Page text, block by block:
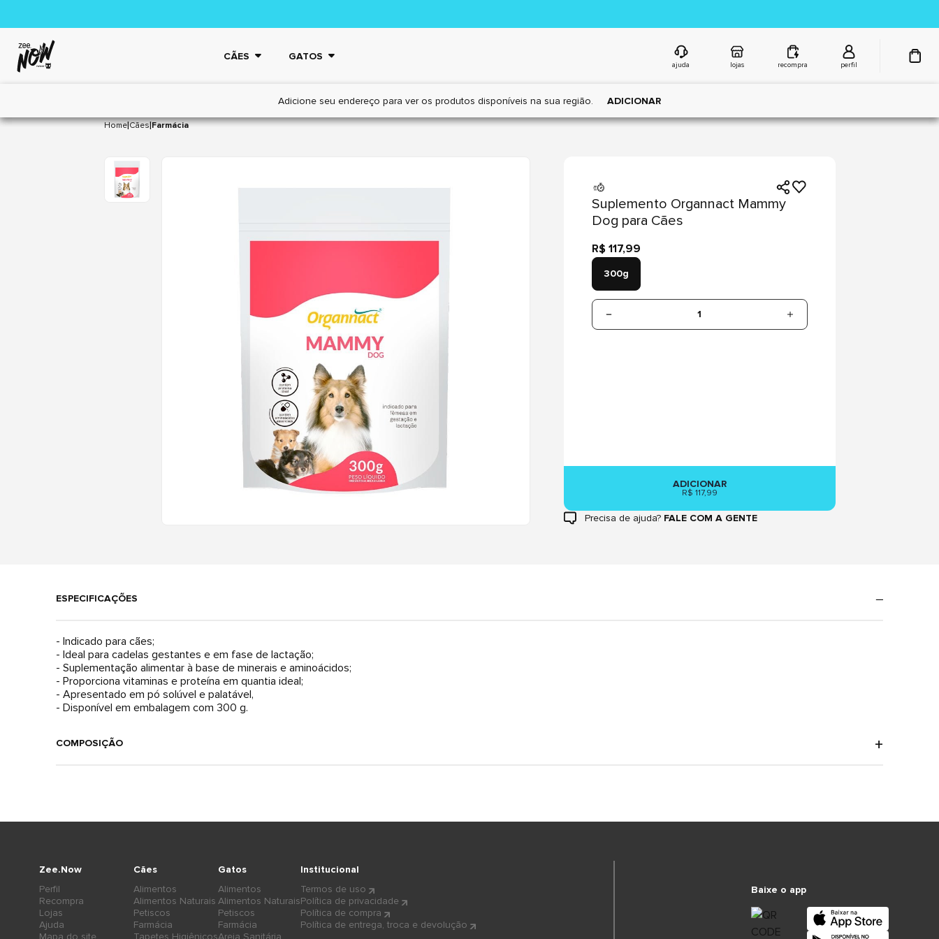
CÃES GATOS
ajuda lojas recompra perfil
Adicione seu endereço para ver os produtos disponíveis na sua região. ADICIONAR
Home|Cães|Farmácia
Suplemento Organnact Mammy
Dog para Cães
R$ 117,99
300g
1
ADICIONAR
R$ 117,99
Precisa de ajuda? FALE COM A GENTE
ESPECIFICAÇÕES
- Indicado para cães;
- Ideal para cadelas gestantes e em fase de lactação;
- Suplementação alimentar à base de minerais e aminoácidos;
- Proporciona vitaminas e proteína em quantia ideal;
- Apresentado em pó solúvel e palatável,
- Disponível em embalagem com 300 g.
COMPOSIÇÃO
Cães
Alimentos
Alimentos Naturais
Petiscos
Farmácia
Tapetes Higiênicos
Gatos
Alimentos
Alimentos Naturais
Petiscos
Farmácia
Areia Sanitária
Zee.Now
Perfil
Recompra
Lojas
Ajuda
Mapa do site
Institucional
Termos de uso
Política de privacidade
Política de compra
Política de entrega, troca e devolução
Baixe o app